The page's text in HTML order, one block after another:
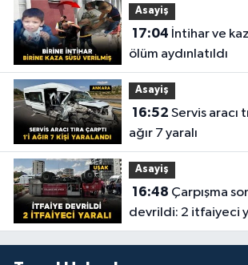
Asayiş
17:04
ölüm aydınlatıldı
Asayiş
16:52
ağır 7 yaralı
Asayiş
16:48
devrildi: 2 itfaiyeci